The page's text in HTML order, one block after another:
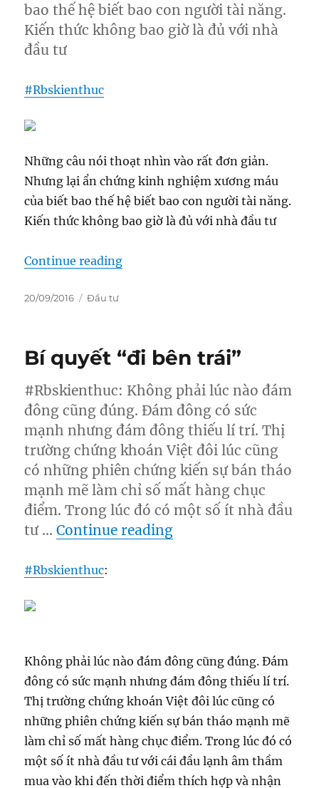
bao thế hệ biết bao con người tài năng.
Kiến thức không bao giờ là đủ với nhà
đầu tư
#Rbskienthuc
Những câu nói thoạt nhìn vào rất đơn giản.
Nhưng lại ẩn chứng kinh nghiệm xương máu
của biết bao thế hệ biết bao con người tài năng.
Kiến thức không bao giờ là đủ với nhà đầu tư
Continue reading“Những sự thật về đầu tư chứng
Posted
20/09/2016 Categories
Đầu tư
Bí quyết “đi bên trái”
#Rbskienthuc: Không phải lúc nào đám
đông cũng đúng. Đám đông có sức
mạnh nhưng đám đông thiếu lí trí. Thị
trường chứng khoán Việt đôi lúc cũng
có những phiên chứng kiến sự bán tháo
mạnh mẽ làm chỉ số mất hàng chục
điểm. Trong lúc đó có một số ít nhà đầu
tư …Continue reading“Bí quyết “đi bên
#Rbskienthuc:
Không phải lúc nào đám đông cũng đúng. Đám
đông có sức mạnh nhưng đám đông thiếu lí trí.
Thị trường chứng khoán Việt đôi lúc cũng có
những phiên chứng kiến sự bán tháo mạnh mẽ
làm chỉ số mất hàng chục điểm. Trong lúc đó có
một số ít nhà đầu tư với cái đầu lạnh âm thầm
mua vào khi đến thời điểm thích hợp và nhận